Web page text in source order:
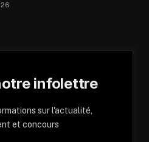
infolettre
sur l'actualité,
et concours